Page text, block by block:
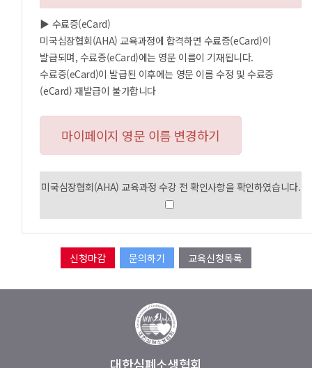
▶ 수료증(eCard)
미국심장협회(AHA) 교육과정에 합격하면 수료증(eCard)이
발급되며, 수료증(eCard)에는 영문 이름이 기재됩니다.
수료증(eCard)이 발급된 이후에는 영문 이름 수정 및 수료증
(eCard) 재발급이 불가합니다
마이페이지 영문 이름 변경하기
미국심장협회(AHA) 교육과정 수강 전 확인사항을 확인하였습니다.
문의하기 교육신청목록
대한심폐소생협회